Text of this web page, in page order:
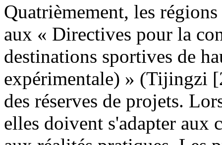
Quatrièmement, les
aux « Directives pour la
destinations sportives de
expérimentale) » (Tijingzi
des réserves de projets.
elles doivent s'adapter aux